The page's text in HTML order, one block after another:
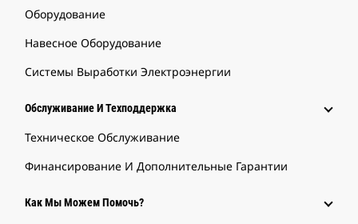
Оборудование
Навесное Оборудование
Системы Выработки Электроэнергии
Обслуживание И Техподдержка
Техническое Обслуживание
Финансирование И Дополнительные Гарантии
Как Мы Можем Помочь?